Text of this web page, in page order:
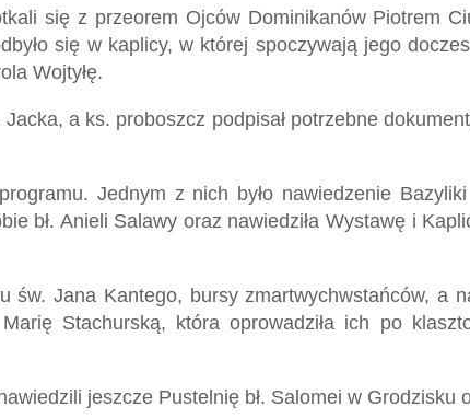
się z przeorem Ojców Dominikanów Piotrem
się w kaplicy, w której spoczywają jego
Wojtyłę.
a ks. proboszcz podpisał potrzebne
Jednym z nich było nawiedzenie
bł. Anieli Salawy oraz nawiedziła Wystawę i
św. Jana Kantego, bursy zmartwychwstańców, a
Stachurską, która oprowadziła ich po
jeszcze Pustelnię bł. Salomei w Grodzisku